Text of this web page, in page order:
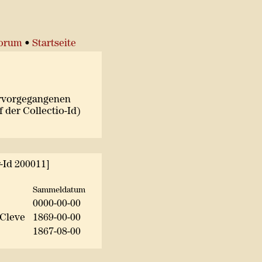
• Startseite
der Collectio-Id)
200011]
Sammeldatum
0000-00-00
1869-00-00
1867-08-00